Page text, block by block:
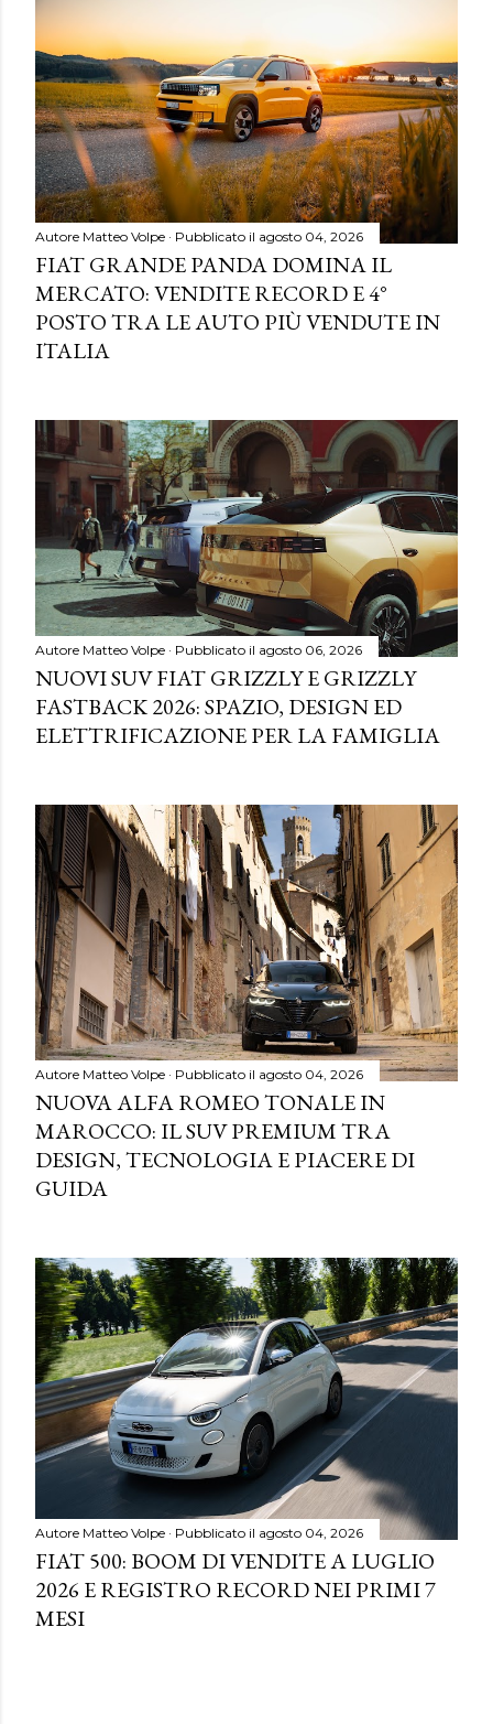
Autore Matteo Volpe Pubblicato il agosto 04, 2026
FIAT GRANDE PANDA DOMINA IL
MERCATO: VENDITE RECORD E 4°
POSTO TRA LE AUTO PIÙ VENDUTE IN
ITALIA
Autore Matteo Volpe Pubblicato il agosto 06, 2026
NUOVI SUV FIAT GRIZZLY E GRIZZLY
FASTBACK 2026: SPAZIO, DESIGN ED
ELETTRIFICAZIONE PER LA FAMIGLIA
Autore Matteo Volpe Pubblicato il agosto 04, 2026
NUOVA ALFA ROMEO TONALE IN
MAROCCO: IL SUV PREMIUM TRA
DESIGN, TECNOLOGIA E PIACERE DI
GUIDA
Autore Matteo Volpe Pubblicato il agosto 04, 2026
FIAT 500: BOOM DI VENDITE A LUGLIO
2026 E REGISTRO RECORD NEI PRIMI 7
MESI